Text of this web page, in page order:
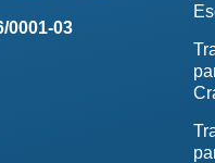
0001-03